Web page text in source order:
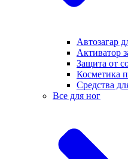
Автозагар
Активатор
Защита от
Косметика
Средства
Все для ног